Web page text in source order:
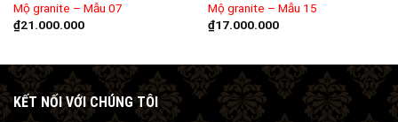
Mộ granite – Mẫu 07
₫21.000.000
Mộ granite – Mẫu 15
₫17.000.000
KẾT NỐI VỚI CHÚNG TÔI